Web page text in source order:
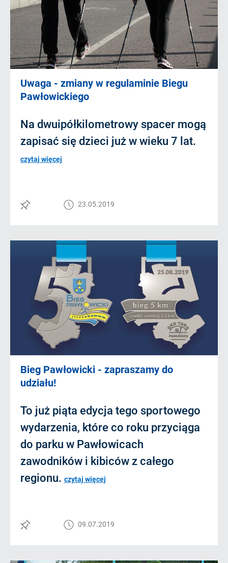
Uwaga - zmiany w regulaminie Biegu
Pawłowickiego
Na dwuipółkilometrowy spacer mogą
zapisać się dzieci już w wieku 7 lat.
czytaj więcej
23.05.2019
Bieg Pawłowicki - zapraszamy do
udziału!
To już piąta edycja tego sportowego
wydarzenia, które co roku przyciąga
do parku w Pawłowicach
zawodników i kibiców z całego
regionu. czytaj więcej
09.07.2019